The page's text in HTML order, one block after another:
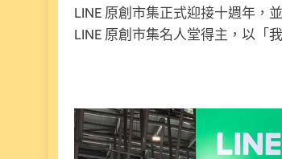
LINE 原創市集正式迎接十週年，
LINE 原創市集名人堂得主，以「